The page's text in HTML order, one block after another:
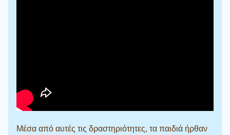
Μέσα από αυτές τις δραστηριότητες, τα παιδιά ήρθαν